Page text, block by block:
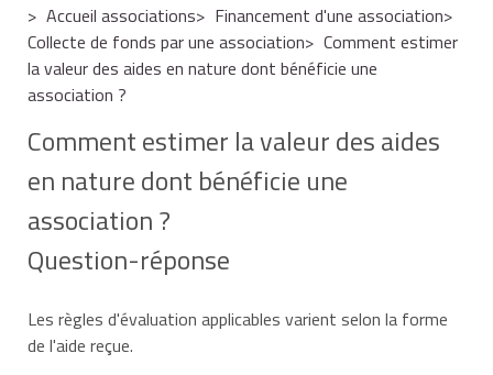
Accueil associations
Financement d'une association
Collecte de fonds par une association
Comment estimer
la valeur des aides en nature dont bénéficie une
association ?
Comment estimer la valeur des aides
en nature dont bénéficie une
association ?
Question-réponse
Les règles d'évaluation applicables varient selon la forme
de l'aide reçue.